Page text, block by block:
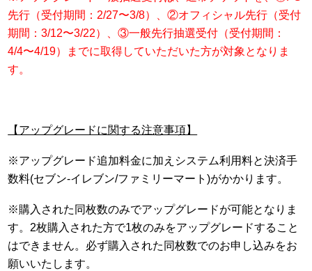
先行（受付期間：2/27〜3/8）、②オフィシャル先行（受付
期間：3/12〜3/22）、③一般先行抽選受付（受付期間：
4/4〜4/19）までに取得していただいた方が対象となりま
す。
【アップグレードに関する注意事項】
※アップグレード追加料金に加えシステム利用料と決済手
数料(セブン-イレブン/ファミリーマート)がかかります。
※購入された同枚数のみでアップグレードが可能となりま
す。2枚購入された方で1枚のみをアップグレードすること
はできません。必ず購入された同枚数でのお申し込みをお
願いいたします。